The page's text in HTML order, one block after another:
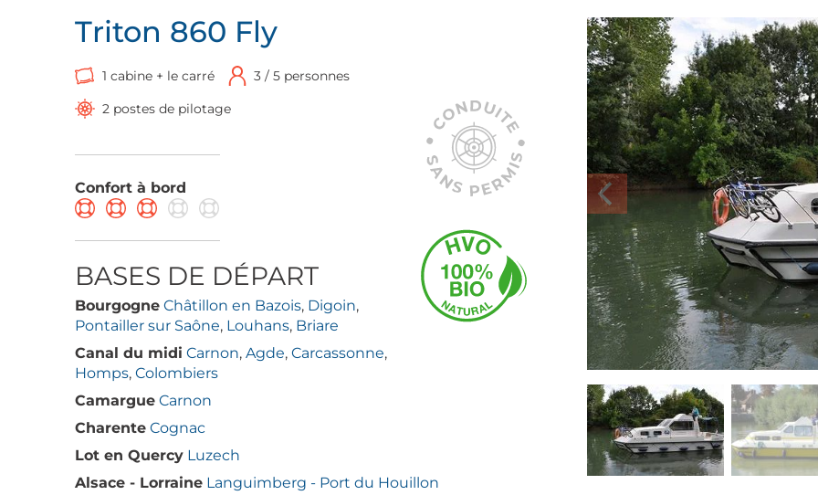
Triton 860 Fly
1 cabine + le carré 3 / 5 personnes
2 postes de pilotage
Confort à bord
BASES DE DÉPART
Bourgogne Châtillon en Bazois, Digoin,
Pontailler sur Saône, Louhans, Briare
Canal du midi Carnon,Agde,Carcassonne,
Homps,Colombiers
Camargue Carnon
Charente Cognac
Lot en Quercy Luzech
Alsace - Lorraine Languimberg - Port du Houillon